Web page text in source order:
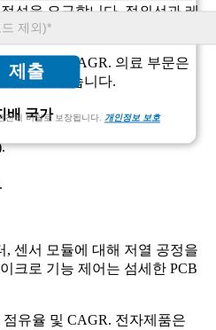
제출
전히 비밀로 보장됩니다. 개인정보 보호
성을 요구합니다. 적외선과 레
줄여줍니다.
유율 및 CAGR. 의료 부문은
유하고 있습니다.
배 국가
센서 모듈에 대해 저열 공정을
크로 기능 제어는 섬세한 PCB
유율 및 CAGR. 전자제품은